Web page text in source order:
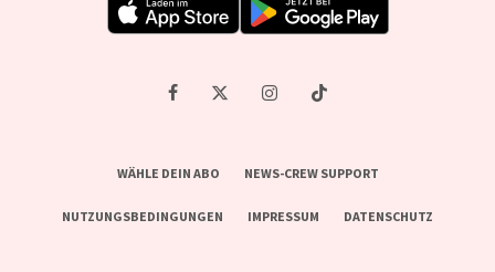
WÄHLE DEIN ABO NEWS-CREW SUPPORT
NUTZUNGSBEDINGUNGEN IMPRESSUM DATENSCHUTZ